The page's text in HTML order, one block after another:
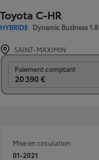
Toyota C-HR
HYBRIDE Dynamic Business 1.8
SAINT-MAXIMIN
Paiement comptant
20 390 €
Mise en circulation
01-2021